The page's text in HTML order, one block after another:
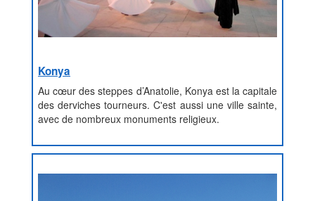
Konya
Au cœur des steppes d’Anatolie, Konya est la capitale
des derviches tourneurs. C'est aussi une ville sainte,
avec de nombreux monuments religieux.